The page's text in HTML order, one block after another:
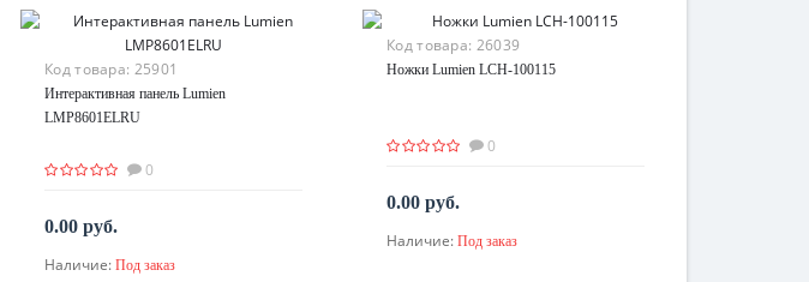
Код товара: 25901
Интерактивная панель Lumien
LMP8601ELRU
0
0.00 руб.
По запросу
Наличие: Под заказ
Код товара: 26039
Ножки Lumien LCH-100115
0
0.00 руб.
По запросу
Наличие: Под заказ